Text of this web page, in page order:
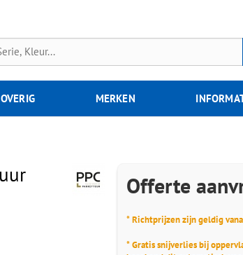
OVERIG MERKEN
Offerte
* Richtprijzen zijn geldig
* Gratis snijverlies bij